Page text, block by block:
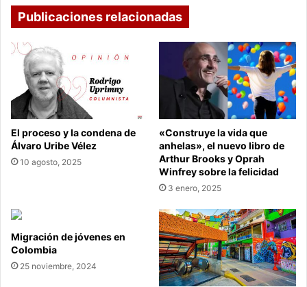
Publicaciones relacionadas
El proceso y la condena de
Álvaro Uribe Vélez
10 agosto, 2025
«Construye la vida que
anhelas», el nuevo libro de
Arthur Brooks y Oprah
Winfrey sobre la felicidad
3 enero, 2025
Migración de jóvenes en
Colombia
25 noviembre, 2024